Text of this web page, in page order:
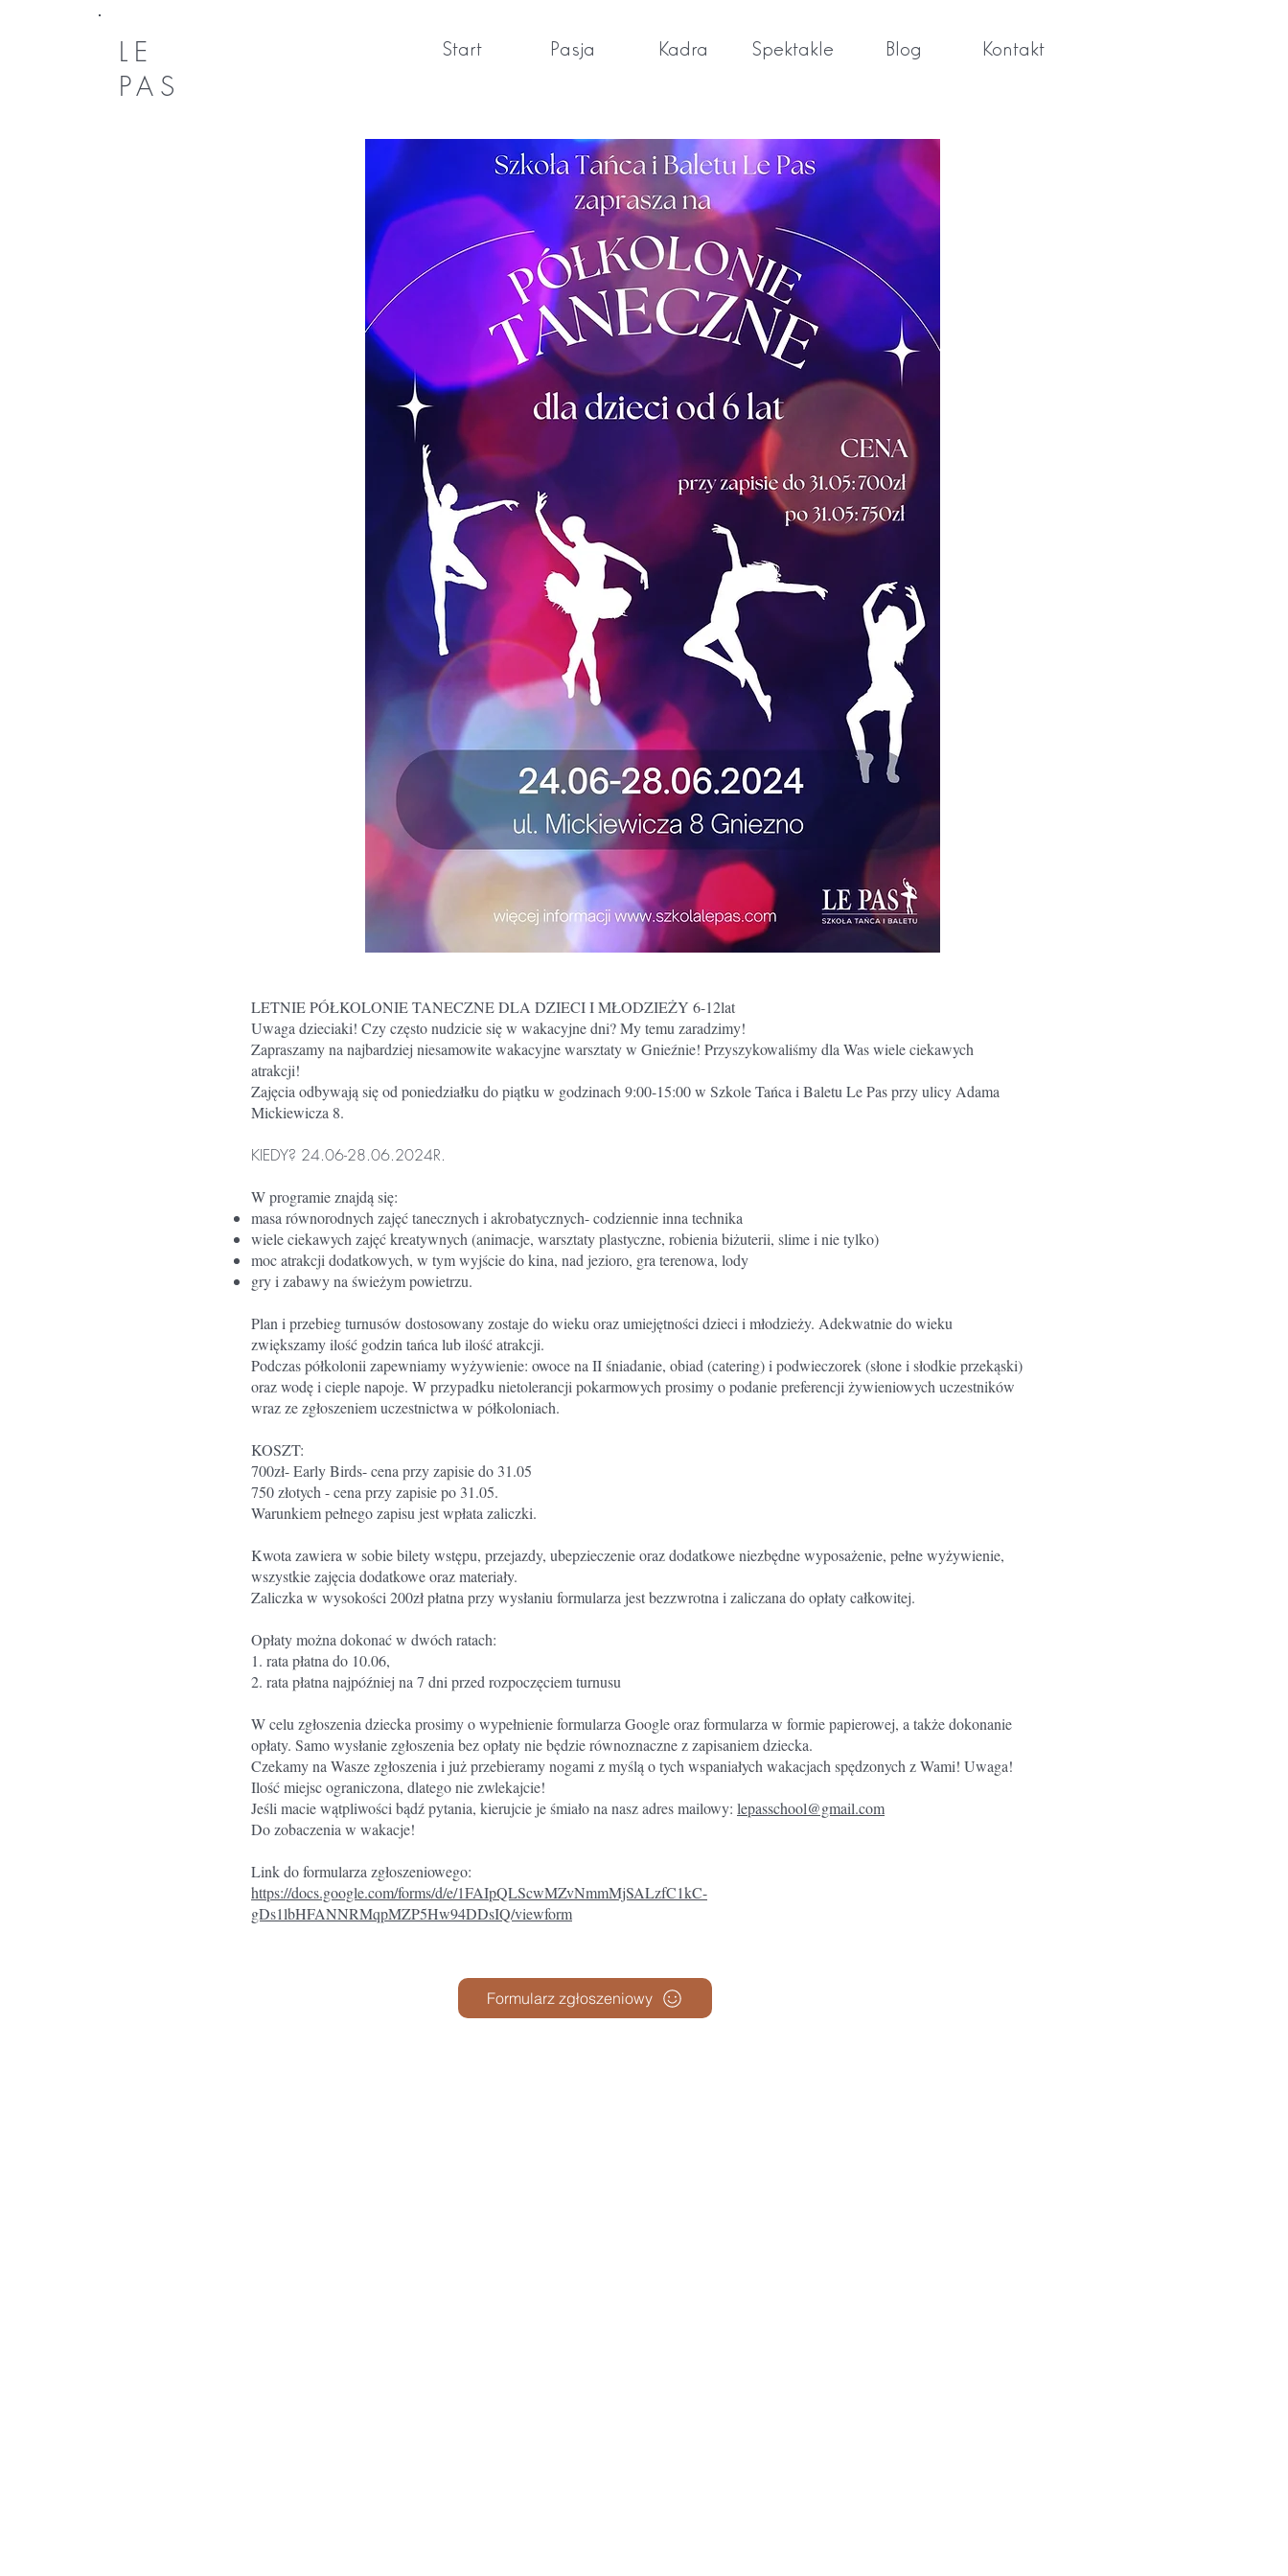
LE
PAS
Start Pasja Kadra Spektakle Blog Kontakt
LETNIE PÓŁKOLONIE TANECZNE DLA DZIECI I MŁODZIEŻY 6-12lat
Uwaga dzieciaki! Czy często nudzicie się w wakacyjne dni? My temu zaradzimy!
Zapraszamy na najbardziej niesamowite wakacyjne warsztaty w Gnieźnie! Przyszykowaliśmy dla Was wiele ciekawych
atrakcji!
Zajęcia odbywają się od poniedziałku do piątku w godzinach 9:00-15:00 w Szkole Tańca i Baletu Le Pas przy ulicy Adama
Mickiewicza 8.
KIEDY? 24.06-28.06.2024R.
W programie znajdą się:
masa równorodnych zajęć tanecznych i akrobatycznych- codziennie inna technika
wiele ciekawych zajęć kreatywnych (animacje, warsztaty plastyczne, robienia biżuterii, slime i nie tylko)
moc atrakcji dodatkowych, w tym wyjście do kina, nad jezioro, gra terenowa, lody
gry i zabawy na świeżym powietrzu.
Plan i przebieg turnusów dostosowany zostaje do wieku oraz umiejętności dzieci i młodzieży. Adekwatnie do wieku
zwiększamy ilość godzin tańca lub ilość atrakcji.
Podczas półkolonii zapewniamy wyżywienie: owoce na II śniadanie, obiad (catering) i podwieczorek (słone i słodkie przekąski)
oraz wodę i cieple napoje. W przypadku nietolerancji pokarmowych prosimy o podanie preferencji żywieniowych uczestników
wraz ze zgłoszeniem uczestnictwa w półkoloniach.
KOSZT:
700zł- Early Birds- cena przy zapisie do 31.05
750 złotych - cena przy zapisie po 31.05.
Warunkiem pełnego zapisu jest wpłata zaliczki.
Kwota zawiera w sobie bilety wstępu, przejazdy, ubepzieczenie oraz dodatkowe niezbędne wyposażenie, pełne wyżywienie,
wszystkie zajęcia dodatkowe oraz materiały.
Zaliczka w wysokości 200zł płatna przy wysłaniu formularza jest bezzwrotna i zaliczana do opłaty całkowitej.
Opłaty można dokonać w dwóch ratach:
1. rata płatna do 10.06,
2. rata płatna najpóźniej na 7 dni przed rozpoczęciem turnusu
W celu zgłoszenia dziecka prosimy o wypełnienie formularza Google oraz formularza w formie papierowej, a także dokonanie
opłaty. Samo wysłanie zgłoszenia bez opłaty nie będzie równoznaczne z zapisaniem dziecka.
Czekamy na Wasze zgłoszenia i już przebieramy nogami z myślą o tych wspaniałych wakacjach spędzonych z Wami! Uwaga!
Ilość miejsc ograniczona, dlatego nie zwlekajcie!
Jeśli macie wątpliwości bądź pytania, kierujcie je śmiało na nasz adres mailowy: lepasschool@gmail.com
Do zobaczenia w wakacje!
Link do formularza zgłoszeniowego:
https://docs.google.com/forms/d/e/1FAIpQLScwMZvNmmMjSALzfC1kC-
gDs1lbHFANNRMqpMZP5Hw94DDsIQ/viewform
Formularz zgłoszeniowy